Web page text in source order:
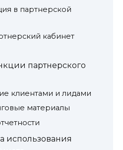
в партнерской
кабинет
партнерского
клиентами и лидами
материалы
использования